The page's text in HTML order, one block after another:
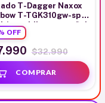
T-Dagger Naxox
T-TGK310gw-sp
grey idioma español
OFF
$32.990